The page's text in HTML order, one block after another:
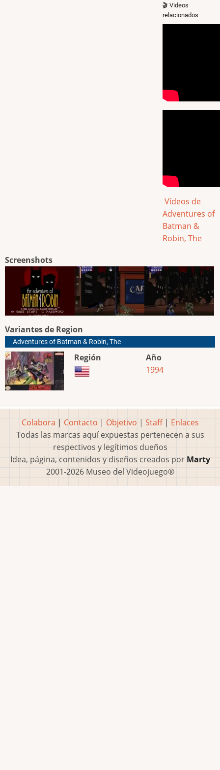
🎬 Videos
relacionados
Vídeos de
Adventures of
Batman &
Robin, The
Screenshots
Variantes de Region
Adventures of Batman & Robin, The
Región
Año
1994
Colabora | Contacto | Objetivo | Staff| Enlaces
Todas las marcas aquí expuestas pertenecen a sus
respectivos y legítimos dueños
Idea, página, contenidos y diseños creados por Marty
2001-2026 Museo del Videojuego®